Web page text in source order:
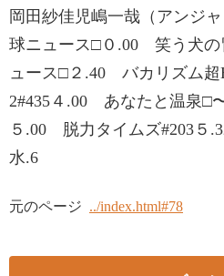
岡田紗佳児嶋一哉（アンジ
球ニュース□０.00 笑う犬
ュース□２.40 バカリズム
2#435４.00 あなたと温泉□
５.00 脱力タイムズ#203５
水.6
元のページ ../index.html#78